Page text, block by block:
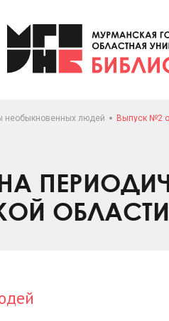
необыкновенных людей Выпуск №2
ОБЛАСТИ